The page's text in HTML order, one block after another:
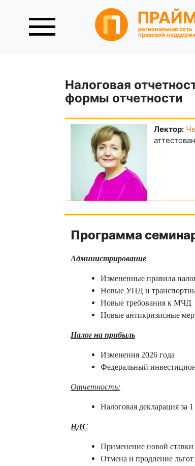
региональная сеть
правовой
Налоговая
формы отчетности
Лектор:
Программа
Администрирование
Измененные правила
Новые УПД и
Новые требования к МЧД
Новые антикризисные
Налог на прибыль
Изменения 2026 года
Федеральный
Отчетность:
Налоговая декларация за
НДС
Применение новой
Отмена и продление